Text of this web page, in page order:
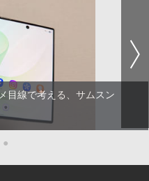
目線で考える、サムスン
●